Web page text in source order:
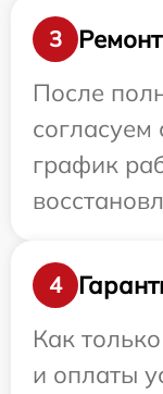
3
После
согласуем
график
4
Как
и оплаты